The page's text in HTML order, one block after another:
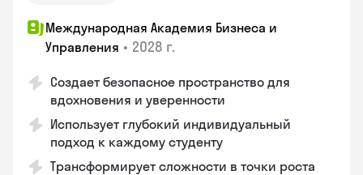
Международная Академия Бизнеса и
Управления • 2028 г.
Создает безопасное пространство для
вдохновения и уверенности
Использует глубокий индивидуальный
подход к каждому студенту
Трансформирует сложности в точки роста